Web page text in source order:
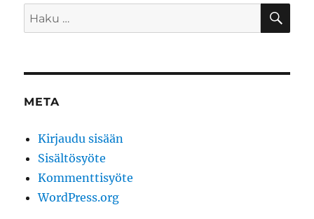
Etsi:
META
Kirjaudu sisään
Sisältösyöte
Kommenttisyöte
WordPress.org